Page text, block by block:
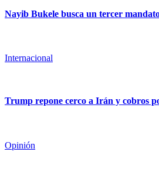
Nayib Bukele busca un tercer
Internacional
Trump repone cerco a Irán y cobros
Opinión